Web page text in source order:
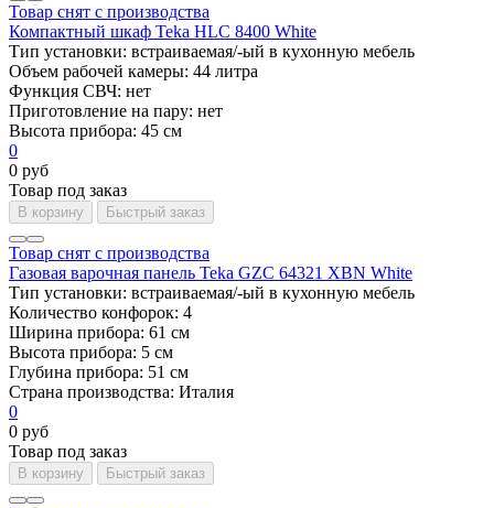
Товар снят с производства
Компактный шкаф Teka HLC 8400 White
Тип установки: встраиваемая/-ый в кухонную мебель
Объем рабочей камеры: 44 литра
Функция СВЧ: нет
Приготовление на пару: нет
Высота прибора: 45 см
0
0 руб
Товар под заказ
В корзину Быстрый заказ
Товар снят с производства
Газовая варочная панель Teka GZC 64321 XBN White
Тип установки: встраиваемая/-ый в кухонную мебель
Количество конфорок: 4
Ширина прибора: 61 см
Высота прибора: 5 см
Глубина прибора: 51 см
Страна производства: Италия
0
0 руб
Товар под заказ
В корзину Быстрый заказ